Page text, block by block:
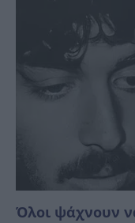
Όλοι ψάχνουν